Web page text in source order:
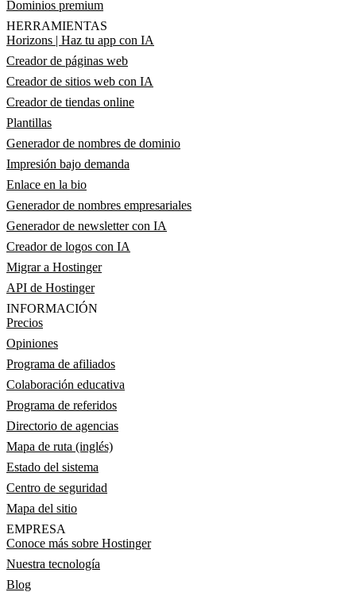
Dominios premium
HERRAMIENTAS
Horizons | Haz tu app con IA
Creador de páginas web
Creador de sitios web con IA
Creador de tiendas online
Plantillas
Generador de nombres de dominio
Impresión bajo demanda
Enlace en la bio
Generador de nombres empresariales
Generador de newsletter con IA
Creador de logos con IA
Migrar a Hostinger
API de Hostinger
INFORMACIÓN
Precios
Opiniones
Programa de afiliados
Colaboración educativa
Programa de referidos
Directorio de agencias
Mapa de ruta (inglés)
Estado del sistema
Centro de seguridad
Mapa del sitio
EMPRESA
Conoce más sobre Hostinger
Nuestra tecnología
Blog